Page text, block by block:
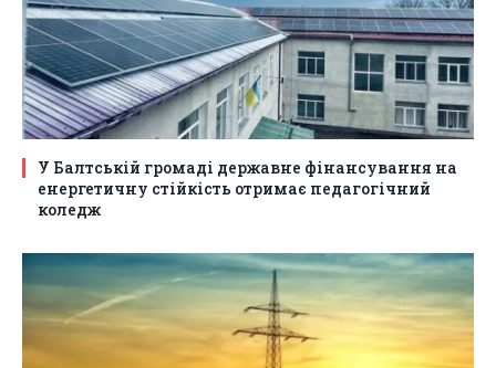
У Балтській громаді державне фінансування на
енергетичну стійкість отримає педагогічний
коледж